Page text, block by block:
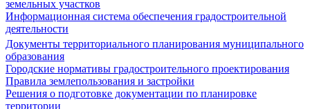
земельных участков
Информационная система обеспечения градостроительной
деятельности
Документы территориального планирования муниципального
образования
Городские нормативы градостроительного проектирования
Правила землепользования и застройки
Решения о подготовке документации по планировке
территории